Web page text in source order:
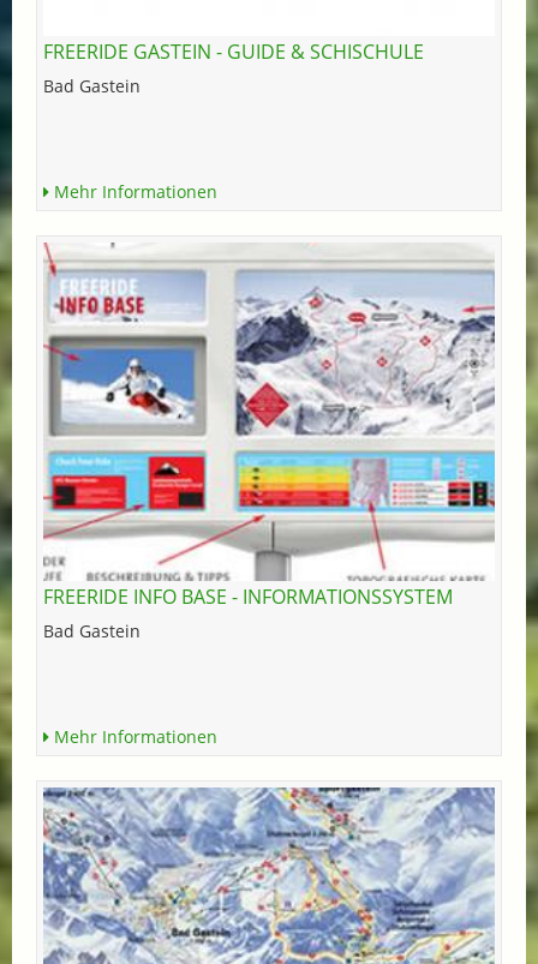
FREERIDE GASTEIN - GUIDE & SCHISCHULE
Bad Gastein
Mehr Informationen
FREERIDE INFO BASE - INFORMATIONSSYSTEM
Bad Gastein
Mehr Informationen